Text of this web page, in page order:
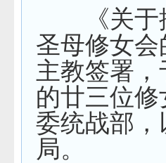
《关于撤
圣母修女
主教签署
的廿三位
委统战部
局。